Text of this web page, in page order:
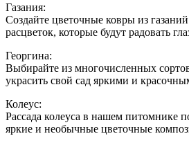
Газания:
Создайте цветочные ковры из
расцветок, которые будут радовать
Георгина:
Выбирайте из многочисленных
украсить свой сад яркими и
Колеус:
Рассада колеуса в нашем питомнике
яркие и необычные цветочные